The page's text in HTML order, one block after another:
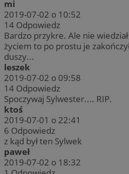
mi
2019-07-02 o 10:52
14 Odpowiedz
Bardzo przykre. Ale nie
życiem to po prostu je
duszy...
leszek
2019-07-02 o 09:58
14 Odpowiedz
Spoczywaj Sylwester.... RIP.
ktoś
2019-07-01 o 22:41
6 Odpowiedz
z kąd był ten Sylwek
paweł
2019-07-02 o 18:32